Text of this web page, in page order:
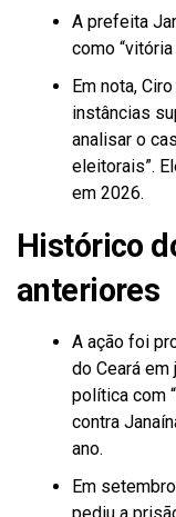
A prefeita
como
Em nota,
instâncias
analisar o
eleitorais”.
em 2026.
Histórico
anteriores
A ação foi
do Ceará
política com
contra
ano.
Em